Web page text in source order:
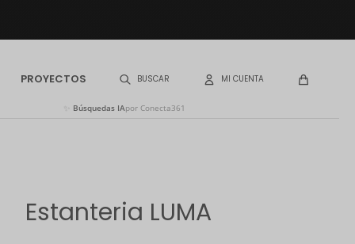
PROYECTOS
Búsquedas IApor Conecta361
Estanteria LUMA